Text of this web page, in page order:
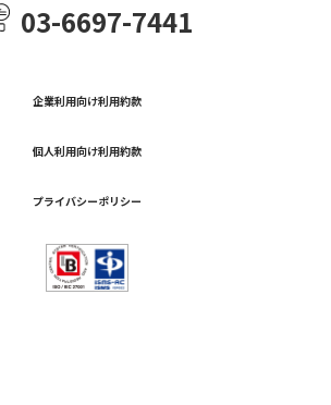
03-6697-7441
企業利用向け利用約款
個人利用向け利用約款
プライバシーポリシー